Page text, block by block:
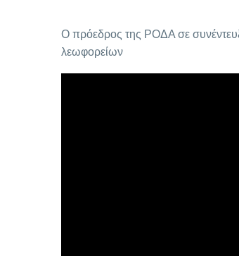
Ο πρόεδρος της ΡΟΔΑ σε
λεωφορείων